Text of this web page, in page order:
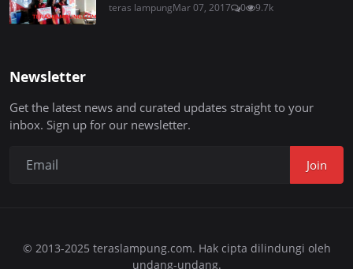
teras lampungMar 07, 2017 0 9.7k
Newsletter
Get the latest news and curated updates straight to your
inbox. Sign up for our newsletter.
Join
© 2013-2025 teraslampung.com. Hak cipta dilindungi oleh
undang-undang.